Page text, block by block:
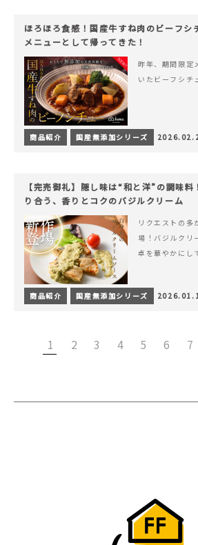
ほろほろ食感！国産牛すね肉のビーフシ
メニューとして帰ってきた！
昨年、期間限定
いたビーフシチ
商品紹介 国産無添加シリーズ
【完売御礼】隠し味は“和と洋”の調味
り合う、香りとコクのバジルクリーム
リクエストの多
場！バジルクリ
卓を華やかにし
商品紹介 国産無添加シリーズ
1 2 3 4 5 6 7